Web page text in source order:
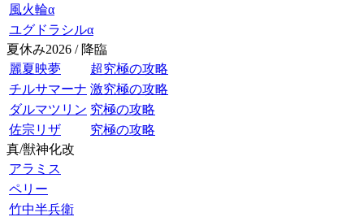
風火輪α
ユグドラシルα
夏休み2026 / 降臨
麗夏映夢
超究極の攻略
チルサマーナ 激究極の攻略
ダルマツリン 究極の攻略
佐宗リザ
究極の攻略
真/獣神化改
アラミス
ペリー
竹中半兵衛